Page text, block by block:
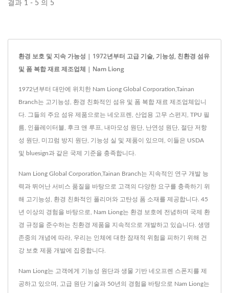
결과 1 - 5 의 5
환경 보호 및 지속 가능성 | 1972년부터 고급 기술, 기능성, 친환경 섬유
및 폼 복합 재료 제조업체 | Nam Liong
1972년부터 대만에 위치한 Nam Liong Global Corporation,Tainan
Branch는 고기능성, 환경 친화적인 섬유 및 폼 복합 재료 제조업체입니
다. 그들의 주요 섬유 제품으로는 네오프렌, 산업용 고무 스펀지, TPU 필
름, 인플레이터블, 후크 앤 루프, 내마모성 원단, 난연성 원단, 절단 저항
성 원단, 미끄럼 방지 원단, 기능성 실 및 제품이 있으며, 이들은 USDA
및 bluesign과 같은 국제 기준을 충족합니다.
Nam Liong Global Corporation,Tainan Branch는 지속적인 연구 개발 능
력과 뛰어난 서비스 품질을 바탕으로 고객의 다양한 요구를 충족하기 위
해 고기능성, 환경 친화적인 폴리머와 고탄성 폼 소재를 제공합니다. 45
년 이상의 경험을 바탕으로, Nam Liong는 환경 보호에 전념하며 국제 환
경 규정을 준수하는 친환경 제품을 지속적으로 개발하고 있습니다. 생명
존중의 개념에 따라, 우리는 인체에 대한 잠재적 위험을 피하기 위해 건
강 보호 제품 개발에 집중합니다.
Nam Liong는 고객에게 기능성 원단과 생물 기반 네오프렌 스폰지를 제
공하고 있으며, 고급 원단 기술과 50년의 경험을 바탕으로 Nam Liong는